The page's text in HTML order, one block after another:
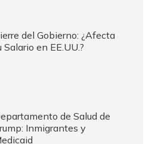
del Gobierno: ¿Afecta
Salario en EE.UU.?
de Salud de
Inmigrantes y